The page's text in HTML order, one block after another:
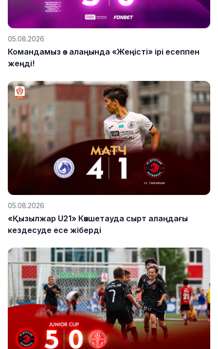
05.08.2026
Командамыз өз алаңында «Жеңісті» ірі есеппен
жеңді!
05.08.2026
«Қызылжар U21» Көкшетауда сырт алаңдағы
кездесуде есе жіберді